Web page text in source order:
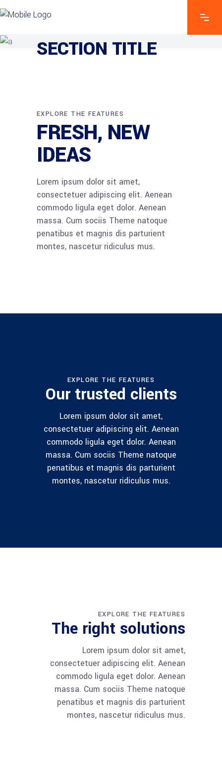
SECTION TITLE
EXPLORE THE FEATURES
FRESH, NEW
IDEAS
Lorem ipsum dolor sit amet,
consectetuer adipiscing elit. Aenean
commodo ligula eget dolor. Aenean
massa. Cum sociis Theme natoque
penatibus et magnis dis parturient
montes, nascetur ridiculus mus.
EXPLORE THE FEATURES
Our trusted clients
Lorem ipsum dolor sit amet,
consectetuer adipiscing elit. Aenean
commodo ligula eget dolor. Aenean
massa. Cum sociis Theme natoque
penatibus et magnis dis parturient
montes, nascetur ridiculus mus.
EXPLORE THE FEATURES
The right solutions
Lorem ipsum dolor sit amet,
consectetuer adipiscing elit. Aenean
commodo ligula eget dolor. Aenean
massa. Cum sociis Theme natoque
penatibus et magnis dis parturient
montes, nascetur ridiculus mus.